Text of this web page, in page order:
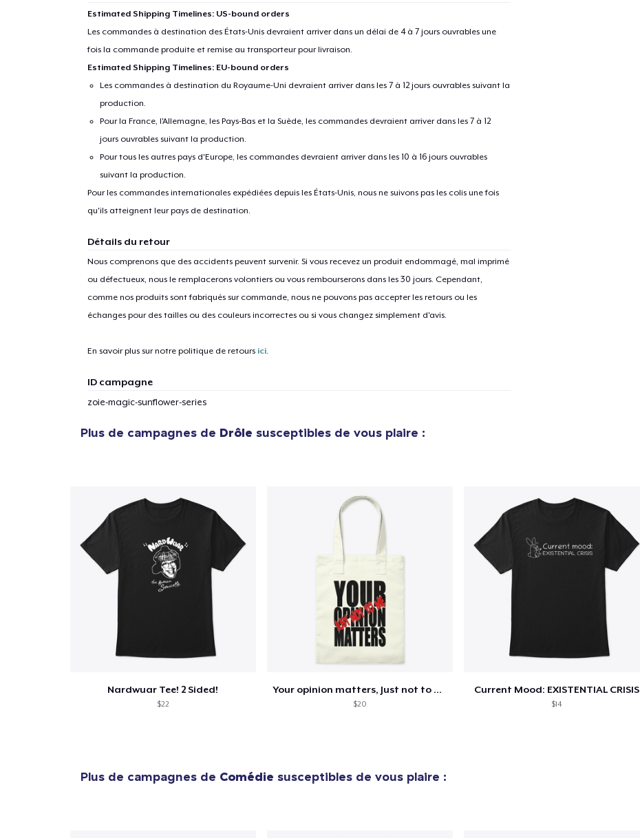
Estimated Shipping Timelines: US-bound orders
Les commandes à destination des États-Unis devraient arriver dans un délai de 4 à 7 jours ouvrables une
fois la commande produite et remise au transporteur pour livraison.
Estimated Shipping Timelines: EU-bound orders
Les commandes à destination du Royaume-Uni devraient arriver dans les 7 à 12 jours ouvrables suivant la
production.
Pour la France, l'Allemagne, les Pays-Bas et la Suède, les commandes devraient arriver dans les 7 à 12
jours ouvrables suivant la production.
Pour tous les autres pays d'Europe, les commandes devraient arriver dans les 10 à 16 jours ouvrables
suivant la production.
Pour les commandes internationales expédiées depuis les États-Unis, nous ne suivons pas les colis une fois
qu'ils atteignent leur pays de destination.
Détails du retour
Nous comprenons que des accidents peuvent survenir. Si vous recevez un produit endommagé, mal imprimé
ou défectueux, nous le remplacerons volontiers ou vous rembourserons dans les 30 jours. Cependant,
comme nos produits sont fabriqués sur commande, nous ne pouvons pas accepter les retours ou les
échanges pour des tailles ou des couleurs incorrectes ou si vous changez simplement d'avis.
En savoir plus sur notre politique de retours ici.
ID campagne
zoie-magic-sunflower-series
Plus de campagnes de Drôle susceptibles de vous plaire :
Nardwuar Tee! 2 Sided!
$22
Your opinion matters, Just not to me!
$20
Current Mood: EXISTENTIAL CRISIS
$14
Plus de campagnes de Comédie susceptibles de vous plaire :